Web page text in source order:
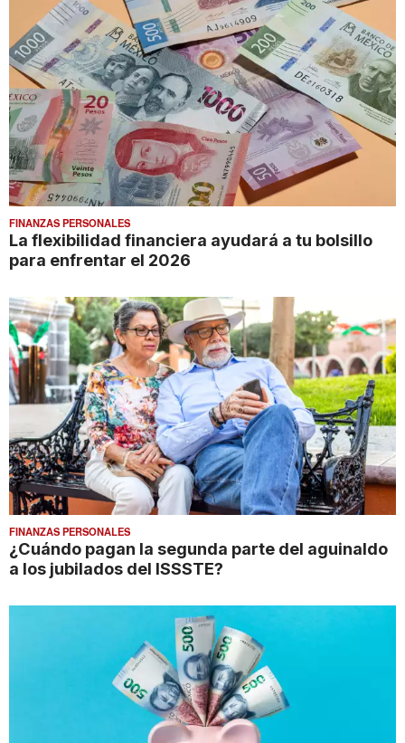
FINANZAS PERSONALES
La flexibilidad financiera ayudará a tu bolsillo
para enfrentar el 2026
FINANZAS PERSONALES
¿Cuándo pagan la segunda parte del aguinaldo
a los jubilados del ISSSTE?